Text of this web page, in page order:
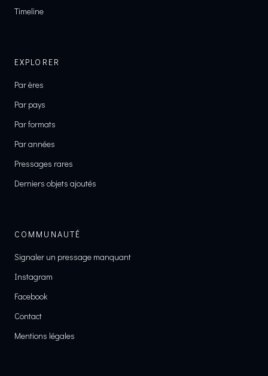
Timeline
EXPLORER
Par ères
Par pays
Par formats
Par années
Pressages rares
Derniers objets ajoutés
COMMUNAUTÉ
Signaler un pressage manquant
Instagram
Facebook
Contact
Mentions légales